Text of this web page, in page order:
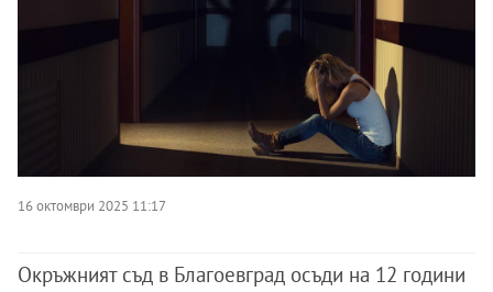
16 октомври 2025 11:17
Окръжният съд в Благоевград осъди на 12 години